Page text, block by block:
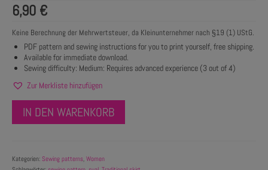
6,90 €
Keine Berechnung der Mehrwertsteuer, da Kleinunternehmer nach §19 (1) UStG.
PDF pattern and sewing instructions for you to print yourself, free shipping.
Available for immediate download.
Sewing difficulty: Medium: Requires advanced experience (3 out of 4)
Zur Merkliste hinzufügen
IN DEN WARENKORB
Kategorien: Sewing patterns Women